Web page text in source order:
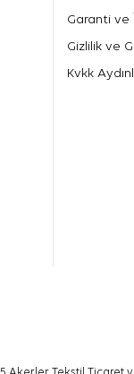
Garanti ve
Gizlilik ve
Kvkk